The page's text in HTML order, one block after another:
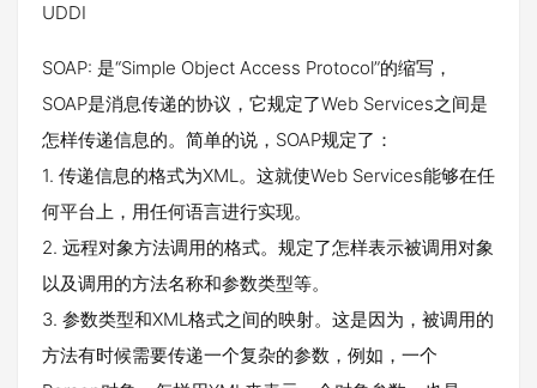
UDDI
SOAP: 是“Simple Object Access Protocol”的缩写，
SOAP是消息传递的协议，它规定了Web Services之间是
怎样传递信息的。简单的说，SOAP规定了：
1. 传递信息的格式为XML。这就使Web Services能够在任
何平台上，用任何语言进行实现。
2. 远程对象方法调用的格式。规定了怎样表示被调用对象
以及调用的方法名称和参数类型等。
3. 参数类型和XML格式之间的映射。这是因为，被调用的
方法有时候需要传递一个复杂的参数，例如，一个